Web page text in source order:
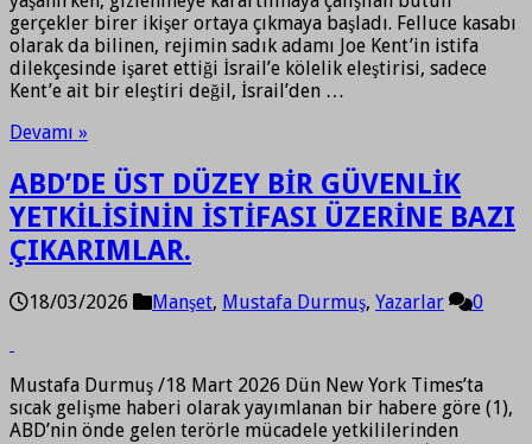
gerçekler birer ikişer ortaya çıkmaya başladı. Felluce kasabı
olarak da bilinen, rejimin sadık adamı Joe Kent’in istifa
dilekçesinde işaret ettiği İsrail’e kölelik eleştirisi, sadece
Kent’e ait bir eleştiri değil, İsrail’den …
Devamı »
ABD’DE ÜST DÜZEY BİR GÜVENLİK
YETKİLİSİNİN İSTİFASI ÜZERİNE BAZI
ÇIKARIMLAR.
18/03/2026 Manşet, Mustafa Durmuş, Yazarlar 0
Mustafa Durmuş /18 Mart 2026 Dün New York Times’ta
sıcak gelişme haberi olarak yayımlanan bir habere göre (1),
ABD’nin önde gelen terörle mücadele yetkililerinden